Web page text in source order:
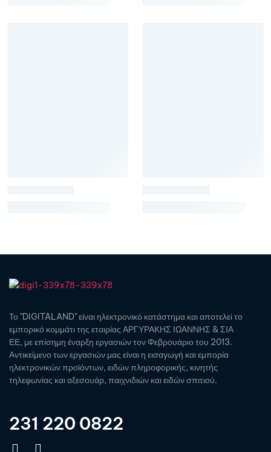
Το "DIGITALAND" είναι ηλεκτρονικό κατάστημα και αποτελεί το
εμπορικό κομμάτι της εταιρίας ΑΡΓΥΡΑΚΗΣ ΙΩΑΝΝΗΣ & ΣΙΑ
ΕΕ, με επίσημη έναρξη εργασιών τον Φεβρουάριο του 2013.
Αντικείμενο των εργασιών μας είναι η εισαγωγή και εμπορία
ηλεκτρονικών προϊόντων, ειδών πληροφορικής, κινητής
τηλεφωνίας και αξεσουάρ, παιχνιδιών και ειδών σπιτιού.
231 220 0822